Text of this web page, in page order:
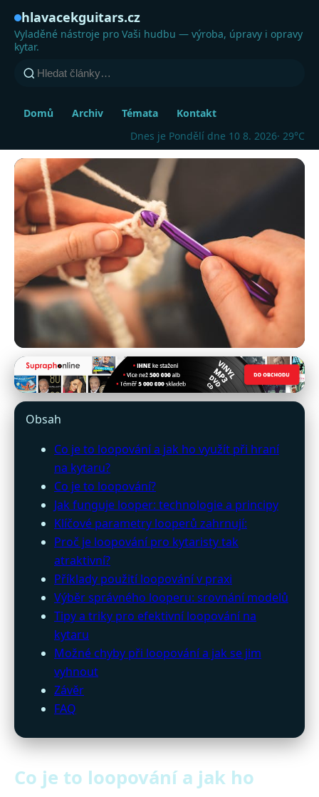
hlavacekguitars.cz
Vyladěné nástroje pro Vaši hudbu — výroba, úpravy i opravy
kytar.
Domů Archiv Témata
Kontakt
Dnes je Pondělí dne 10 8. 2026· 29°C
hlavacekguitars.cz
Domine loopování na kytaru:
Techniky, tipy a oblíbené
modely loopers
1. 3. 2026· 10 min čtení · Autor: Lukáš Vorel
Obsah
Co je to loopování a jak ho využít při hraní
na kytaru?
Co je to loopování?
Jak funguje looper: technologie a principy
Klíčové parametry looperů zahrnují:
Proč je loopování pro kytaristy tak
atraktivní?
Příklady použití loopování v praxi
Výběr správného looperu: srovnání modelů
Tipy a triky pro efektivní loopování na
kytaru
Možné chyby při loopování a jak se jim
vyhnout
Závěr
FAQ
Co je to loopování a jak ho